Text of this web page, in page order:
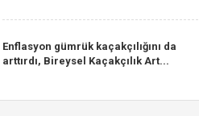
Enflasyon gümrük kaçakçılığını da
arttırdı, Bireysel Kaçakçılık Art...